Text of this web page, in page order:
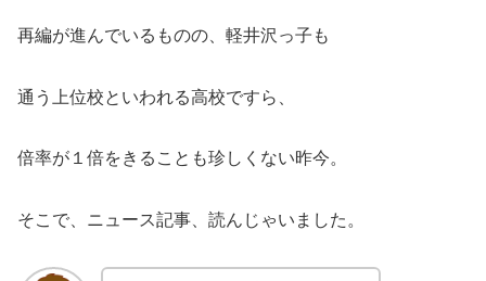
再編が進んでいるものの、軽井沢っ子も
通う上位校といわれる高校ですら、
倍率が１倍をきることも珍しくない昨今。
そこで、ニュース記事、読んじゃいました。